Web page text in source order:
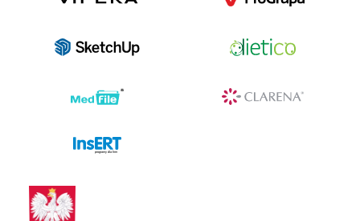
programy dla firm